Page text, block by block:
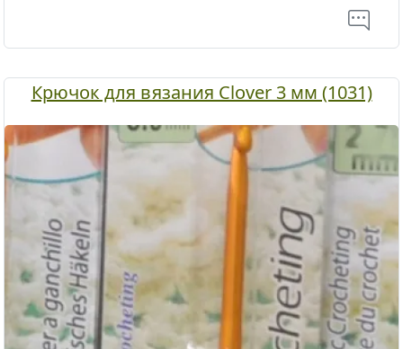
Крючок для вязания Clover 3 мм (1031)